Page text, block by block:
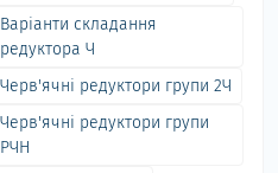
Варіанти складання
редуктора Ч
Черв'ячні редуктори групи 2Ч
Черв'ячні редуктори групи
РЧН